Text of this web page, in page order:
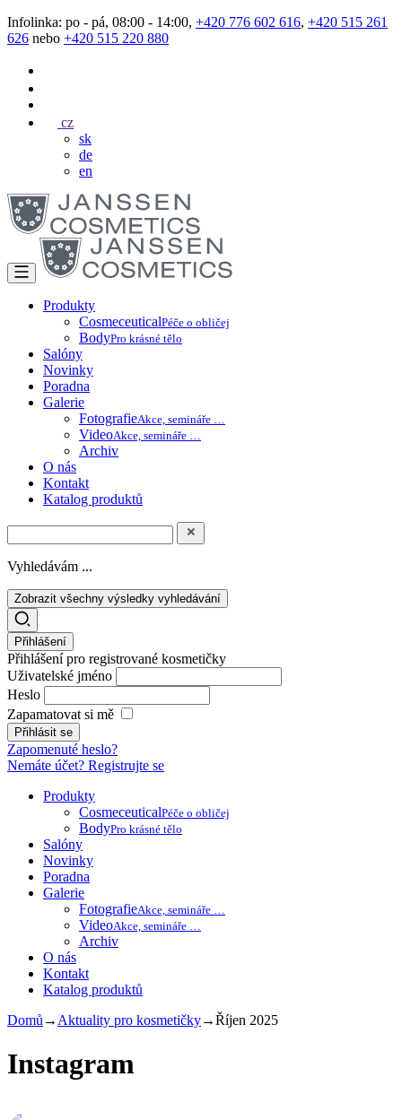
Infolinka: po - pá, 08:00 - 14:00, +420 776 602 616, +420 515 261
626 nebo +420 515 220 880
cz
sk
de
en
Produkty
CosmeceuticalPéče o obličej
BodyPro krásné tělo
Salóny
Novinky
Poradna
Galerie
FotografieAkce, semináře …
VideoAkce, semináře …
Archiv
O nás
Kontakt
Katalog produktů
Vyhledávám ...
Zobrazit všechny výsledky vyhledávání
Přihlášení
Přihlášení pro registrované kosmetičky
Uživatelské jméno
Heslo
Zapamatovat si mě
Zapomenuté heslo?
Nemáte účet? Registrujte se
Produkty
CosmeceuticalPéče o obličej
BodyPro krásné tělo
Salóny
Novinky
Poradna
Galerie
FotografieAkce, semináře …
VideoAkce, semináře …
Archiv
O nás
Kontakt
Katalog produktů
Domů → Aktuality pro kosmetičky→Říjen 2025
Instagram